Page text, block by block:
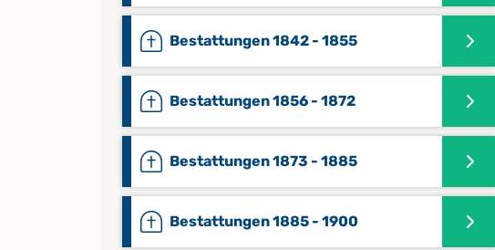
Bestattungen 1842 - 1855
Bestattungen 1856 - 1872
Bestattungen 1873 - 1885
Bestattungen 1885 - 1900